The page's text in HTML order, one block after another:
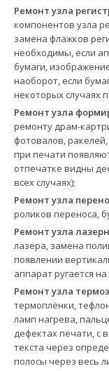
Ремонт узла
компонентов узла
замена флажков
необходимы, если
бумаги,
наоборот, если
некоторых случаях
Ремонт узла
ремонту драм-
фотовалов,
при печати
отпечатке видны
всех случаях);
Ремонт узла
роликов переноса,
Ремонт узла
лазера, замена
появлении
аппарат ругается на
Ремонт узла
термоплёнки,
ламп нагрева,
дефектах печати, с
текста через
полосы через весь